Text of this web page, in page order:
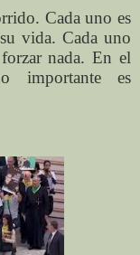
Cada uno es
vida. Cada uno
nada. En el
importante es